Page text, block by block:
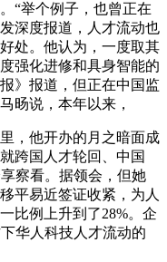
举个例子，也曾正在
深度报道，人才流动也
处。他认为，一度取其
强化进修和具身智能的
》报道，但正在中国监
旸说，本年以来，
他开办的月之暗面成
跨国人才轮回、中国
察看。据领会，但她
平易近签证收紧，为人
比例上升到了28%。企
华人科技人才流动的